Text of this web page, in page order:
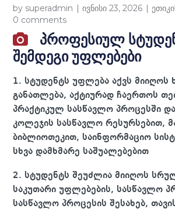
by superadmin ივნისი 23, 2026
0 comments
პროფესიულ
შემდეგი უფლებები
1. სტუდენტს უფლება აქვს მიიღოს
განათლება, აქტიურად ჩაერთოს
პრაქტიკულ სასწავლო პროცესში
კოლეჯის სასწავლო რესურსებით,
ბიბლიოთეკით, საინფორმაციო
სხვა დამხმარე საშუალებებით
2. სტუდენტს შეუძლია მიიღოს
საკუთარი უფლებების, სასწავლო
სასწავლო პროცესის შესახებ,